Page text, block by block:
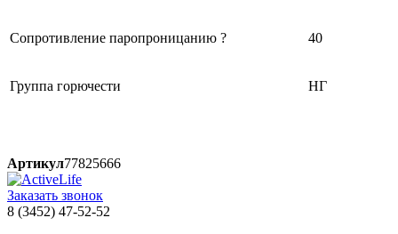
Сопротивление паропроницанию ? 40
Группа горючести НГ
Артикул77825666
Заказать звонок
8 (3452) 47-52-52